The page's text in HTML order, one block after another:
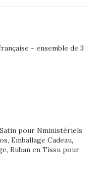
- ensemble de 3
pour Nministériels
Emballage Cadeau,
Ruban en Tissu pour